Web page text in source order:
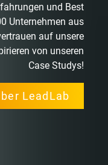
und Best
Unternehmen aus
auf unsere
von unseren
Case Studys!
LeadLab